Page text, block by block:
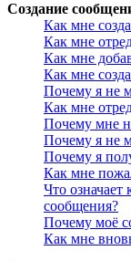
Создание
Как мне
Как мне
Как мне
Как мне
Почему я не
Как мне
Почему мне
Почему я не
Почему я
Как мне
Что
сообщения?
Почему моё
Как мне